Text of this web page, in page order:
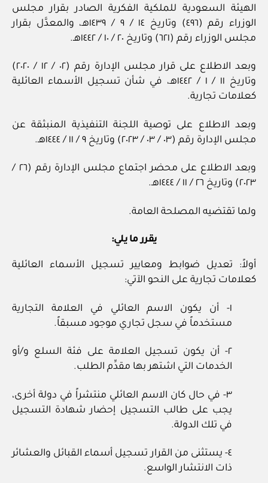
الهيئة السعودية للملكية الفكرية الصادر بقرار مجلس
الوزراء رقم (٤٩٦) وتاريخ ١٤ / ٩ / ١٤٣٩هـ، والمعدَّل بقرار
مجلس الوزراء رقم (٦٢١) وتاريخ ٢٠ / ١٠ / ١٤٤٢هـ.
وبعد الاطلاع على قرار مجلس الإدارة رقم (٠٢ / ١٢ / ٢٠٢٠)
وتاريخ ١١ / ١ / ١٤٤٢هـ، في شأن تسجيل الأسماء العائلية
كعلامات تجارية.
وبعد الاطلاع على توصية اللجنة التنفيذية المنبثقة عن
مجلس الإدارة رقم (٠٣ / ٠٣ / ٢٠٢٣) وتاريخ ٩ / ١١ / ١٤٤٤هـ.
وبعد الاطلاع على محضر اجتماع مجلس الإدارة رقم (٢٦ /
٢٠٢٣) وتاريخ ٢٦ / ١١ / ١٤٤٤هـ.
ولما تقتضيه المصلحة العامة.
يقرر ما يلي:
أولاً: تعديل ضوابط ومعايير تسجيل الأسماء العائلية
كعلامات تجارية على النحو الآتي:
١- أن يكون الاسم العائلي في العلامة التجارية
مستخدماً في سجل تجاري موجود مسبقاً.
٢- أن يكون تسجيل العلامة على فئة السلع و/أو
الخدمات التي اشتهر بها مقدِّم الطلب.
٣- في حال كان الاسم العائلي منتشراً في دولة أخرى،
يجب على طالب التسجيل إحضار شهادة التسجيل
في تلك الدولة.
٤- يستثنى من القرار تسجيل أسماء القبائل والعشائر
ذات الانتشار الواسع.